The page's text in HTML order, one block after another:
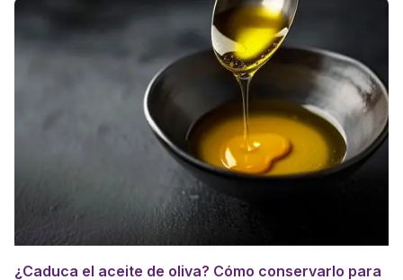
¿Caduca el aceite de oliva? Cómo conservarlo para